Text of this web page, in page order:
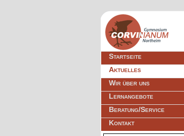
Navigation
überspringen
Startseite
Aktuelles
Wir über uns
Lernangebote
Beratung/Service
Kontakt